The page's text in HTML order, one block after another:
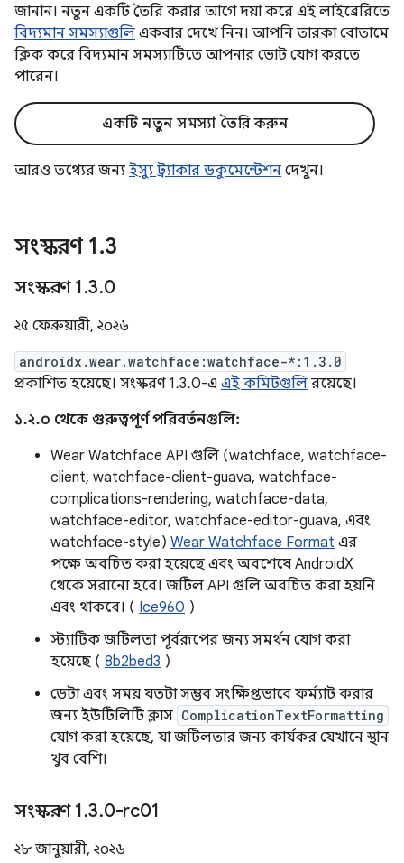
জানান। নতুন একটি তৈরি করার আগে দয়া করে এই লাইব্রেরিতে
বিদ্যমান সমস্যাগুলি একবার দেখে নিন। আপনি তারকা বোতামে
ক্লিক করে বিদ্যমান সমস্যাটিতে আপনার ভোট যোগ করতে
পারেন।
একটি নতুন সমস্যা তৈরি করুন
আরও তথ্যের জন্য ইস্যু ট্র্যাকার ডকুমেন্টেশন দেখুন।
সংস্করণ 1.3
সংস্করণ 1.3.0
২৫ ফেব্রুয়ারী, ২০২৬
androidx.wear.watchface:watchface-*:1.3.0
প্রকাশিত হয়েছে। সংস্করণ 1.3.0-এ এই কমিটগুলি রয়েছে।
১.২.০ থেকে গুরুত্বপূর্ণ পরিবর্তনগুলি:
Wear Watchface API গুলি (watchface, watchface-
client, watchface-client-guava, watchface-
complications-rendering, watchface-data,
watchface-editor, watchface-editor-guava, এবং
watchface-style) Wear Watchface Format এর
পক্ষে অবচিত করা হয়েছে এবং অবশেষে AndroidX
থেকে সরানো হবে। জটিল API গুলি অবচিত করা হয়নি
এবং থাকবে। ( Ice960 )
স্ট্যাটিক জটিলতা পূর্বরূপের জন্য সমর্থন যোগ করা
হয়েছে ( 8b2bed3 )
ডেটা এবং সময় যতটা সম্ভব সংক্ষিপ্তভাবে ফর্ম্যাট করার
জন্য ইউটিলিটি ক্লাস ComplicationTextFormatting
যোগ করা হয়েছে, যা জটিলতার জন্য কার্যকর যেখানে স্থান
খুব বেশি।
সংস্করণ 1.3.0-rc01
২৮ জানুয়ারী, ২০২৬